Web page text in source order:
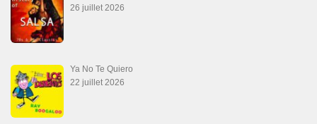
26 juillet 2026
Ya No Te Quiero
22 juillet 2026